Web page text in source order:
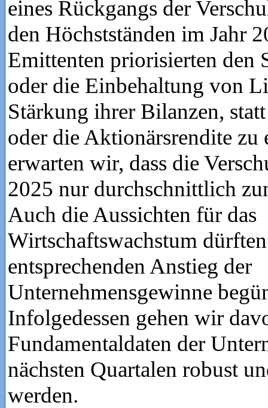
eines Rückgangs der
den Höchstständen im Jahr
Emittenten priorisierten den
oder die Einbehaltung von
Stärkung ihrer Bilanzen,
oder die Aktionärsrendite zu
erwarten wir, dass die
2025 nur durchschnittlich
Auch die Aussichten für das
Wirtschaftswachstum
entsprechenden Anstieg der
Unternehmensgewinne
Infolgedessen gehen wir
Fundamentaldaten der
nächsten Quartalen robust
werden.